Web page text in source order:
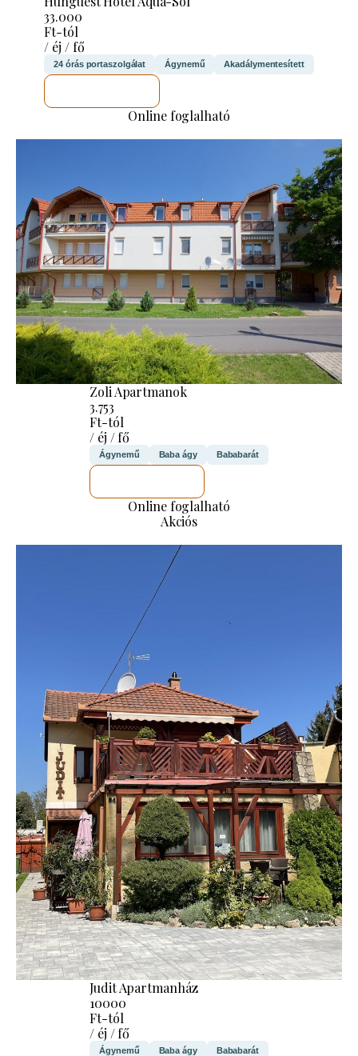
33.000
Ft-tól
/ éj / fő
24 órás portaszolgálat Ágynemű Akadálymentesített
Online foglalható
Zoli Apartmanok
3.753
Ft-tól
/ éj / fő
Ágynemű Baba ágy Bababarát
Online foglalható
Akciós
Judit Apartmanház
10000
Ft-tól
/ éj / fő
Ágynemű Baba ágy Bababarát